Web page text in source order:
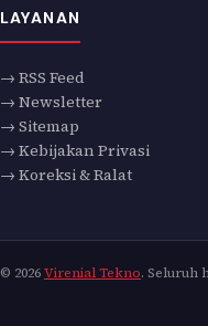
LAYANAN
→ RSS Feed
→ Newsletter
→ Sitemap
→ Kebijakan Privasi
→ Koreksi & Ralat
© 2026Virenial Tekno. Seluruh